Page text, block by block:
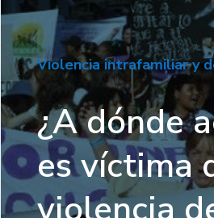
Violencia intrafamiliar y
¿A dónde
es víctima